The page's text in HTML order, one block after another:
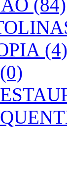
(84)
(4)